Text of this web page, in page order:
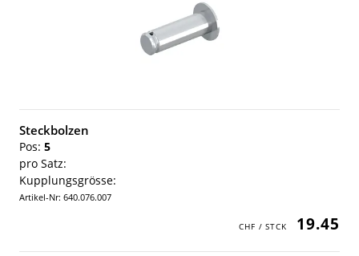
Steckbolzen
Pos: 5
pro Satz:
Kupplungsgrösse:
Artikel-Nr: 640.076.007
19.45